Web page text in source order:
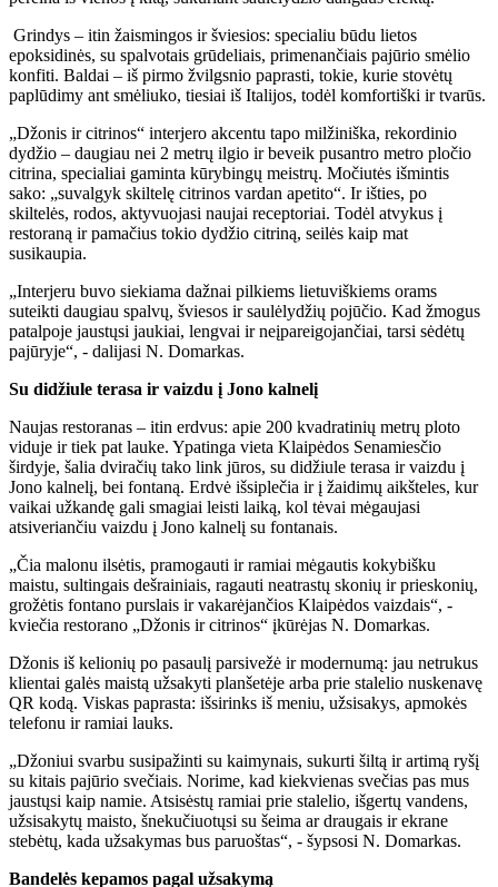
Grindys – itin žaismingos ir šviesios: specialiu būdu lietos
epoksidinės, su spalvotais grūdeliais, primenančiais pajūrio smėlio
konfiti. Baldai – iš pirmo žvilgsnio paprasti, tokie, kurie stovėtų
paplūdimy ant smėliuko, tiesiai iš Italijos, todėl komfortiški ir tvarūs.
„Džonis ir citrinos“ interjero akcentu tapo milžiniška, rekordinio
dydžio – daugiau nei 2 metrų ilgio ir beveik pusantro metro pločio
citrina, specialiai gaminta kūrybingų meistrų. Močiutės išmintis
sako: „suvalgyk skiltelę citrinos vardan apetito“. Ir išties, po
skiltelės, rodos, aktyvuojasi naujai receptoriai. Todėl atvykus į
restoraną ir pamačius tokio dydžio citriną, seilės kaip mat
susikaupia.
„Interjeru buvo siekiama dažnai pilkiems lietuviškiems orams
suteikti daugiau spalvų, šviesos ir saulėlydžių pojūčio. Kad žmogus
patalpoje jaustųsi jaukiai, lengvai ir neįpareigojančiai, tarsi sėdėtų
pajūryje“, - dalijasi N. Domarkas.
Su didžiule terasa ir vaizdu į Jono kalnelį
Naujas restoranas – itin erdvus: apie 200 kvadratinių metrų ploto
viduje ir tiek pat lauke. Ypatinga vieta Klaipėdos Senamiesčio
širdyje, šalia dviračių tako link jūros, su didžiule terasa ir vaizdu į
Jono kalnelį, bei fontaną. Erdvė išsiplečia ir į žaidimų aikšteles, kur
vaikai užkandę gali smagiai leisti laiką, kol tėvai mėgaujasi
atsiveriančiu vaizdu į Jono kalnelį su fontanais.
„Čia malonu ilsėtis, pramogauti ir ramiai mėgautis kokybišku
maistu, sultingais dešrainiais, ragauti neatrastų skonių ir prieskonių,
grožėtis fontano purslais ir vakarėjančios Klaipėdos vaizdais“, -
kviečia restorano „Džonis ir citrinos“ įkūrėjas N. Domarkas.
Džonis iš kelionių po pasaulį parsivežė ir modernumą: jau netrukus
klientai galės maistą užsakyti planšetėje arba prie stalelio nuskenavę
QR kodą. Viskas paprasta: išsirinks iš meniu, užsisakys, apmokės
telefonu ir ramiai lauks.
„Džoniui svarbu susipažinti su kaimynais, sukurti šiltą ir artimą ryšį
su kitais pajūrio svečiais. Norime, kad kiekvienas svečias pas mus
jaustųsi kaip namie. Atsisėstų ramiai prie stalelio, išgertų vandens,
užsisakytų maisto, šnekučiuotųsi su šeima ar draugais ir ekrane
stebėtų, kada užsakymas bus paruoštas“, - šypsosi N. Domarkas.
Bandelės kepamos pagal užsakymą